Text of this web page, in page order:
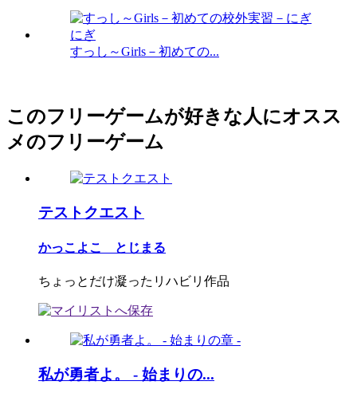
すっし～Girls－初めての...
このフリーゲームが好きな人にオスス
メのフリーゲーム
テストクエスト
かっこよこ とじまる
ちょっとだけ凝ったリハビリ作品
私が勇者よ。 - 始まりの...